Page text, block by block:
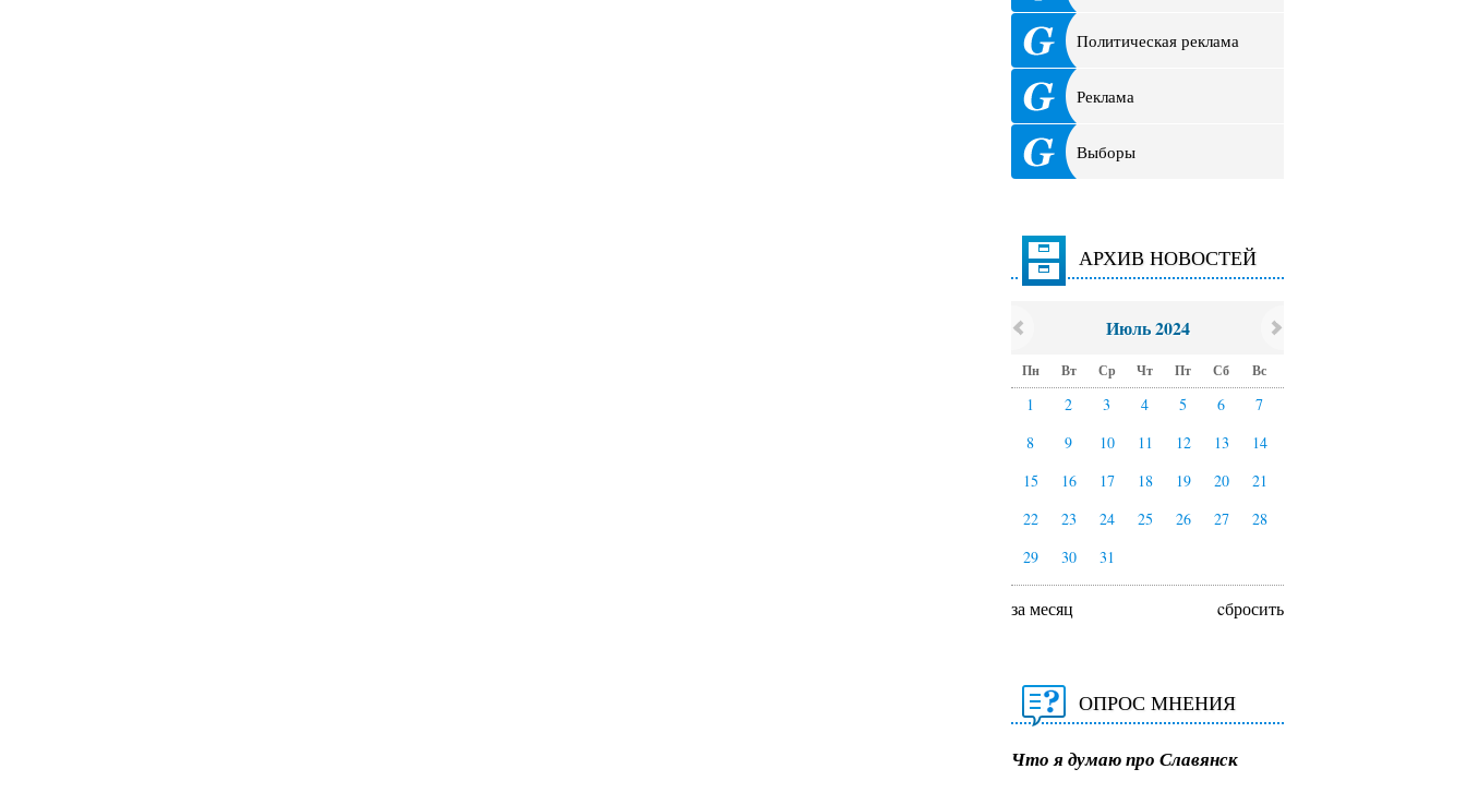
Политическая реклама
Реклама
Выборы
АРХИВ НОВОСТЕЙ
Июль 2024
Пн Вт Ср Чт Пт Сб Вс
1 2 3 4 5 6
7
8
9 10 11 12 13
14
15
16 17 18 19 20
21
22
23 24 25 26 27
28
29
30 31
за месяц cбросить
ОПРОС МНЕНИЯ
Что я думаю про Славянск